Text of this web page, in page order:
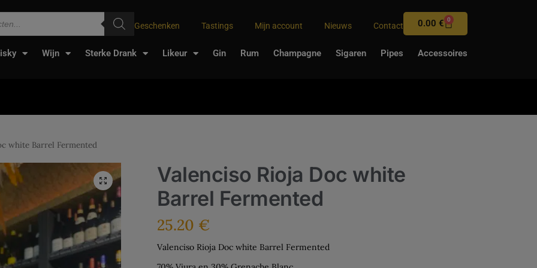
Geschenken Tastings Mijn account Nieuws Contact 0.00€ 0
Wijn Sterke Drank Likeur Gin Rum Champagne Sigaren Pipes Accessoires
white Barrel Fermented
Valenciso Rioja Doc white
Barrel Fermented
25.20 €
Valenciso Rioja Doc white Barrel Fermented